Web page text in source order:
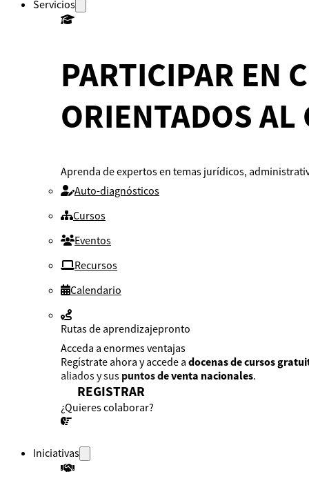
Servicios
PARTICIPAR EN
ORIENTADOS
Aprenda de expertos en temas jurídicos,
Auto-diagnósticos
Cursos
Eventos
Recursos
Calendario
Rutas de aprendizajepronto
Acceda a enormes ventajas
Regístrate ahora y accede a docenas de cursos
aliados y sus puntos de venta nacionales.
REGISTRAR
¿Quieres colaborar?
Iniciativas